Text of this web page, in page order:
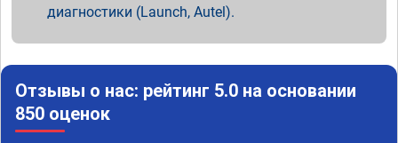
диагностики (Launch, Autel).
Отзывы о нас: рейтинг 5.0 на основании
850 оценок